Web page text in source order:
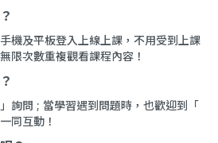
機及平板登入上線上課，不用受到上課
限次數重複觀看課程內容！
」詢問 ; 當學習遇到問題時，也歡迎到「
同互動！